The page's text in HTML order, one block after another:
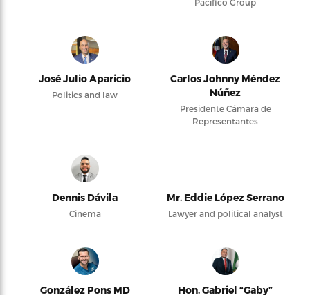
Pacifico Group
José Julio Aparicio
Politics and law
Carlos Johnny Méndez
Núñez
Presidente Cámara de
Representantes
Dennis Dávila
Cinema
Mr. Eddie López Serrano
Lawyer and political analyst
González Pons MD
Hon. Gabriel “Gaby”